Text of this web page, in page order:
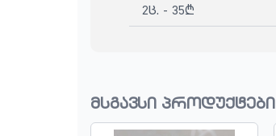
2ც. - 35₾
მსგავსი პროდუქტები